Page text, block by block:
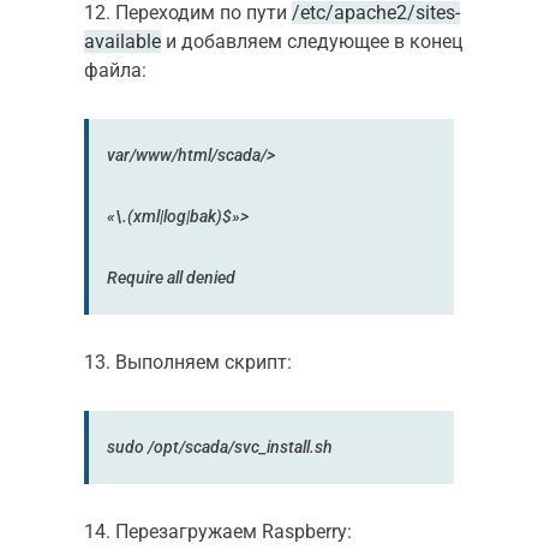
12. Переходим по пути /etc/apache2/sites-
available и добавляем следующее в конец
файла:
var/www/html/scada/>
«\.(xml|log|bak)$»>
Require all denied
13. Выполняем скрипт:
sudo /opt/scada/svc_install.sh
14. Перезагружаем Raspberry: